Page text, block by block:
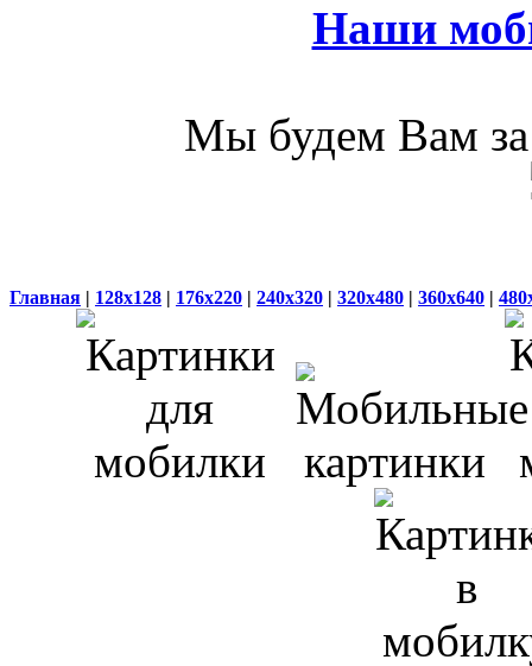
Наши
Мы будем Вам за
Главная | 128x128 | 176x220 | 240x320 | 320x480 | 360x640 |